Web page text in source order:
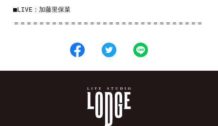
■LIVE： 加藤里保菜
＝＝＝＝＝＝＝＝＝＝＝＝＝＝＝＝＝＝＝＝＝＝＝＝＝＝＝＝＝＝